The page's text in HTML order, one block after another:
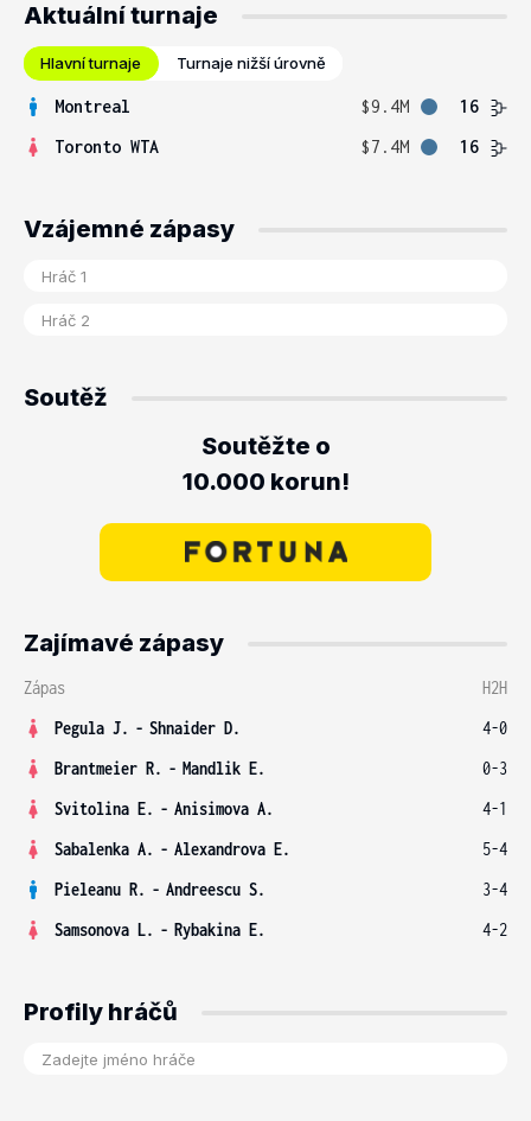
Aktuální turnaje
Hlavní turnaje Turnaje nižší úrovně
Montreal $9.4M
16
Toronto WTA
$7.4M 16
Vzájemné zápasy
Soutěž
Soutěžte o
10.000 korun!
Zajímavé zápasy
Zápas
H2H
Pegula J. - Shnaider D.
4-0
Brantmeier R. - Mandlik E.
0-3
Svitolina E. - Anisimova A.
4-1
Sabalenka A. - Alexandrova E.
5-4
Pieleanu R. - Andreescu S.
3-4
Samsonova L. - Rybakina E. 4-2
Profily hráčů